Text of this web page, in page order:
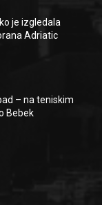
je izgledala
Adriatic
– na teniskim
Bebek